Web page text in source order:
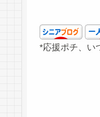
*応援ポチ、い